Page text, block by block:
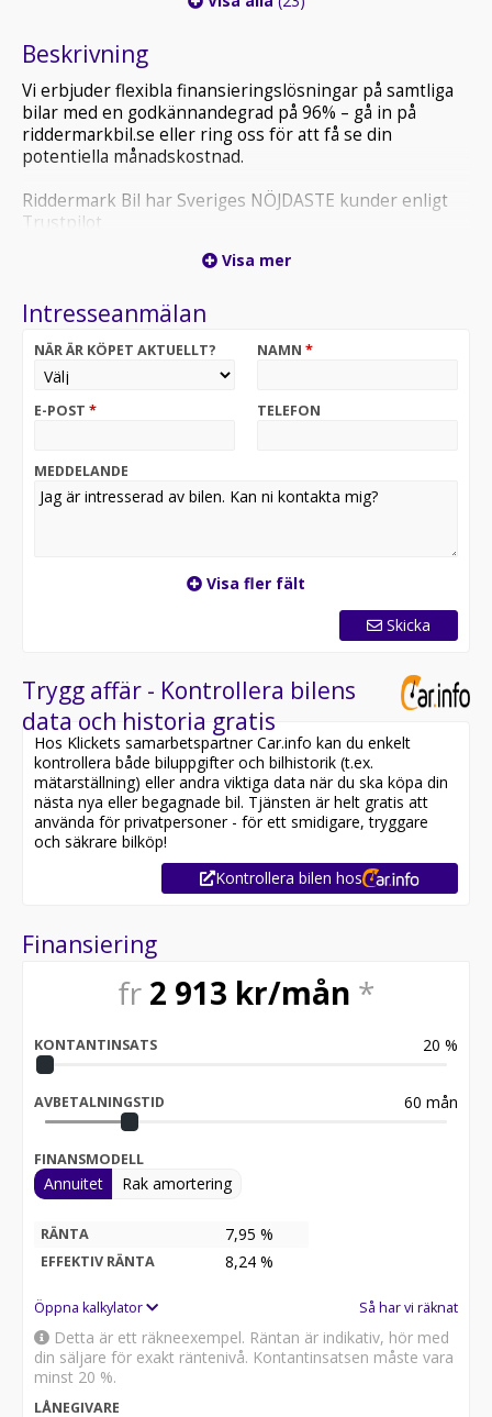
Beskrivning
Vi erbjuder flexibla finansieringslösningar på samtliga
bilar med en godkännandegrad på 96% – gå in på
riddermarkbil.se eller ring oss för att få se din
potentiella månadskostnad.
Riddermark Bil har Sveriges NÖJDASTE kunder enligt
Trustpilot
hemleverans i hela Sverige!*
Varmt välkommen till Riddermark Bil i Västerås!
Lexus CT F Sport kombinerar sportig design,
hybridteknik och hög komfort i ett stilrent
farthållare, skinnklädsel och elstol som ger en bekväm
söker en välutrustad hybrid med låg förbrukning, hög
kvalitet och pålitlig drift.
placerad på en annan anläggning eller reserverad*
- Navigation
- Skinnklädsel
- Elstol med minne förare/passagerare
- Farthållare
- Bluetooth
Övrig information om bilen:
Besiktigad till och med 2026-12-31
Möjlighet till 12-60 månaders garanti
2018-04-09 - 2664 mil
2022-08-23 - 6030 mil
Besök
för att:
• Se närbilder och film på bilen
• Reservera bilen direkt online
Därför ska du välja Riddermark Bil:
* Erbjuder hemleverans i hela Sverige
* 14 dagars helförsäkring via Folksam
* Våra bilar är testade på över 100 punkter
* Kvalitetssäkrade bilar
Kontakta oss för mer information:
Telefontider:
Visa mer
Intresseanmälan
NÄR ÄR KÖPET AKTUELLT? NAMN *
E-POST * TELEFON
MEDDELANDE
Visa fler fält
Skicka
Trygg affär - Kontrollera bilens
data och historia gratis
Hos Klickets samarbetspartner Car.info kan du enkelt
kontrollera både biluppgifter och bilhistorik (t.ex.
mätarställning) eller andra viktiga data när du ska köpa din
nästa nya eller begagnade bil. Tjänsten är helt gratis att
använda för privatpersoner - för ett smidigare, tryggare
och säkrare bilköp!
Kontrollera bilen hos
Finansiering
fr 2 913 kr/mån *
KONTANTINSATS 20 %
AVBETALNINGSTID 60 mån
FINANSMODELL
Annuitet Rak amortering
RÄNTA 7,95 %
EFFEKTIV RÄNTA 8,24 %
Öppna kalkylator Så har vi räknat
Detta är ett räkneexempel. Räntan är indikativ, hör med
din säljare för exakt räntenivå. Kontantinsatsen måste vara
minst 20 %.
LÅNEGIVARE